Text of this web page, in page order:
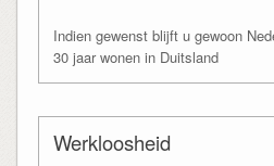
Indien gewenst blijft u gewoon
30 jaar wonen in Duitsland
Werkloosheid